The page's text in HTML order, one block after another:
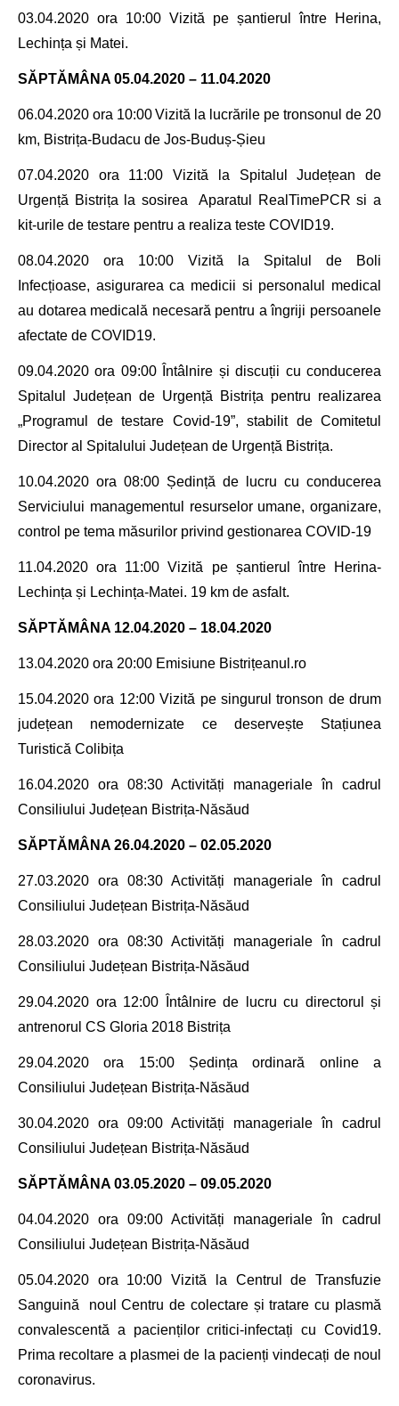
03.04.2020 ora 10:00 Vizită pe șantierul între Herina,
Lechința și Matei.
SĂPTĂMÂNA 05.04.2020 – 11.04.2020
06.04.2020 ora 10:00Vizită la lucrările pe tronsonul de 20
km, Bistrița-Budacu de Jos-Buduș-Șieu
07.04.2020 ora 11:00Vizită la Spitalul Județean de
Urgență Bistrița la sosirea Aparatul
RealTimePCR si a
kit-urile de testare pentru a realiza teste COVID19.
08.04.2020 ora 10:00 Vizită la Spitalul de Boli
Infecțioase, asigurarea ca medicii si personalul medical
au dotarea medicală necesară pentru a îngriji persoanele
afectate de COVID19.
09.04.2020 ora 09:00 Întâlnire și discuții cu conducerea
Spitalul Județean de Urgență Bistrița pentru realizarea
„Programul de testare Covid-19”, stabilit de Comitetul
Director al Spitalului Județean de Urgență Bistrița.
10.04.2020 ora 08:00 Ședință de lucru cu conducerea
Serviciului managementul resurselor umane, organizare,
control pe tema măsurilor privind gestionarea COVID-19
11.04.2020 ora 11:00 Vizită pe șantierulîntre Herina-
Lechința și Lechința-Matei. 19 km de asfalt.
SĂPTĂMÂNA 12.04.2020 – 18.04.2020
13.04.2020 ora 20:00 Emisiune Bistrițeanul.ro
15.04.2020 ora 12:00 Vizită pe singurul tronson de drum
județean nemodernizate ce deservește Stațiunea
Turistică Colibița
16.04.2020 ora 08:30 Activități manageriale în cadrul
Consiliului Județean Bistrița-Năsăud
SĂPTĂMÂNA 26.04.2020 – 02.05.2020
27.03.2020 ora 08:30 Activități manageriale în cadrul
Consiliului Județean Bistrița-Năsăud
28.03.2020 ora 08:30 Activități manageriale în cadrul
Consiliului Județean Bistrița-Năsăud
29.04.2020 ora 12:00
Întâlnire de lucru cu directorul și
antrenorul CS Gloria 2018 Bistrița
29.04.2020 ora 15:00 Ședința ordinară online a
Consiliului Județean Bistrița-Năsăud
30.04.2020 ora 09:00 Activități manageriale în cadrul
Consiliului Județean Bistrița-Năsăud
SĂPTĂMÂNA 03.05.2020 – 09.05.2020
04.04.2020 ora 09:00 Activități manageriale în cadrul
Consiliului Județean Bistrița-Năsăud
05.04.2020 ora 10:00 Vizită la Centrul de Transfuzie
Sanguină
noul Centru de colectare și tratare cu plasmă
convalescentă a pacienților critici-infectați cu Covid19.
Prima recoltare a plasmei de la pacienți vindecați de noul
coronavirus.